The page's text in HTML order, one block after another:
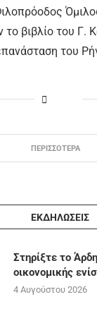
το βιβλίο του Γ.
του
ΠΕΡΙΣΣΟΤΕΡΑ
ΕΚΔΗΛΩΣΕΙΣ
Στηρίξτε το
οικονομικής
4 Αυγούστου 2026